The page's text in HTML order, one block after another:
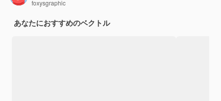
foxysgraphic
あなたにおすすめのベクトル